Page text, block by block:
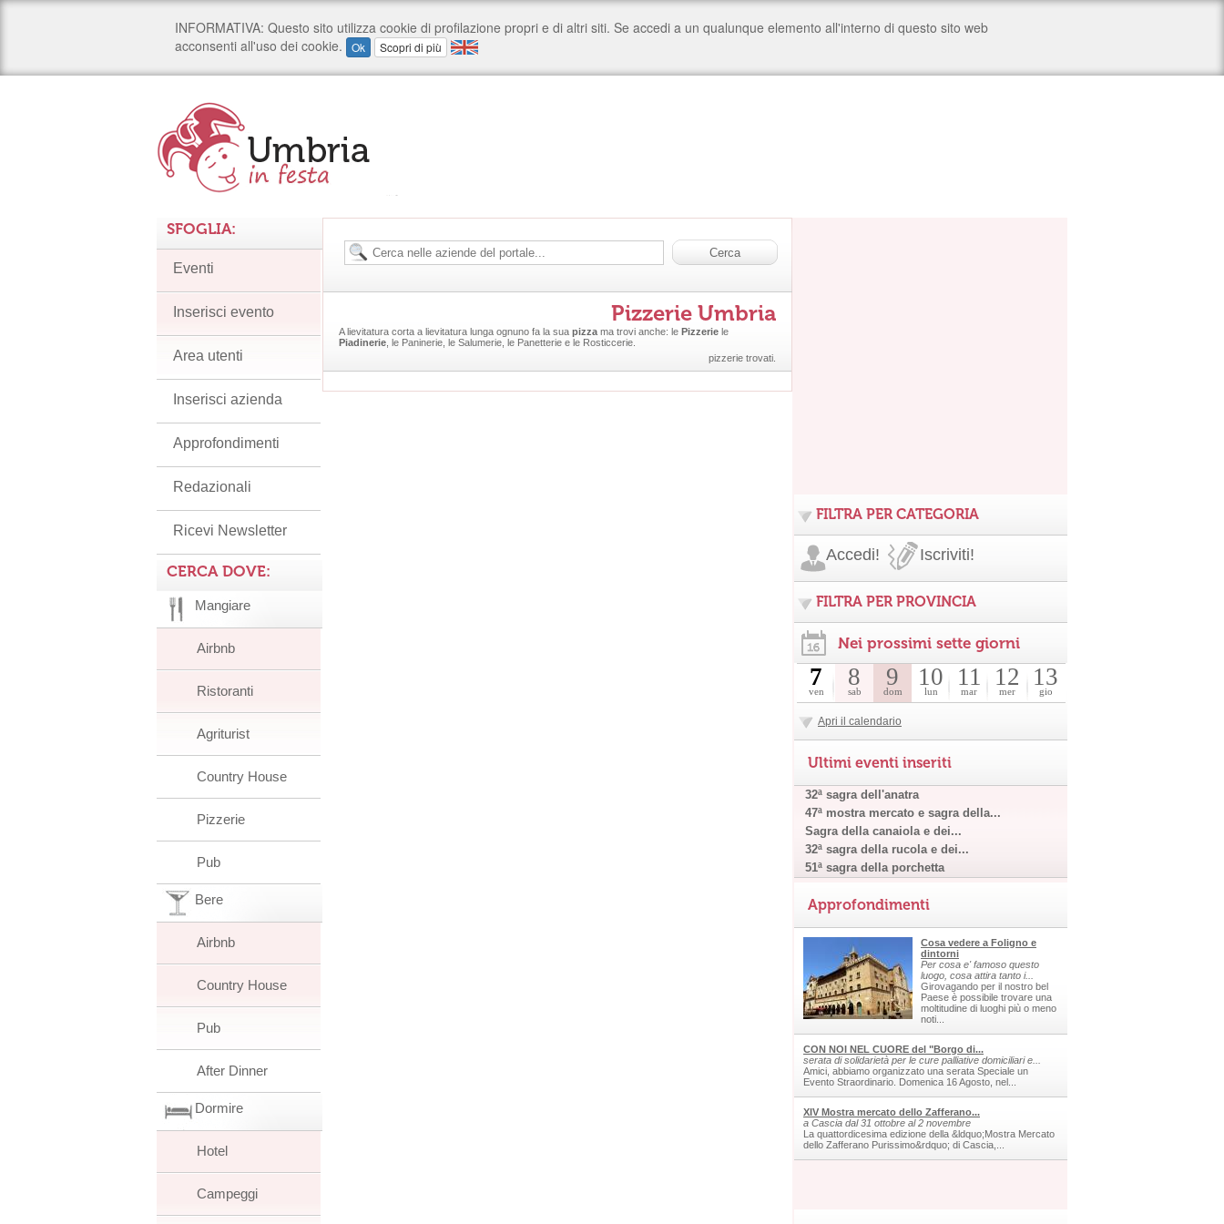
Pizzerie Umbria
A lievitatura corta a lievitatura lunga ognuno fa la sua pizza ma trovi anche: le Pizzerie le
Piadinerie , le Paninerie, le Salumerie, le Panetterie e le Rosticcerie.
pizzerie trovati.
SFOGLIA:
Eventi
Inserisci evento
Area utenti
Inserisci azienda
Approfondimenti
Redazionali
Ricevi Newsletter
CERCA DOVE:
Mangiare
Airbnb
Ristoranti
Agriturist
Country House
Pizzerie
Pub
Bere
Airbnb
Country House
Pub
After Dinner
Dormire
Hotel
Campeggi
FILTRA PER CATEGORIA
Accedi! Iscriviti!
FILTRA PER PROVINCIA
Nei prossimi sette giorni
7
ven
8
sab
9
dom
10
lun
11
mar
12
mer
13
gio
Apri il calendario
Ultimi eventi inseriti
32ª sagra dell'anatra
47ª mostra mercato e sagra della...
Sagra della canaiola e dei...
32ª sagra della rucola e dei...
51ª sagra della porchetta
Approfondimenti
Cosa vedere a Foligno e
dintorni
Per cosa e' famoso questo
luogo, cosa attira tanto i...
Girovagando per il nostro bel
Paese è possibile trovare una
moltitudine di luoghi più o meno
noti...
CON NOI NEL CUORE del "Borgo di...
serata di solidarietà per le cure palliative domiciliari e...
Amici, abbiamo organizzato una serata Speciale un
Evento Straordinario. Domenica 16 Agosto, nel...
XIV Mostra mercato dello Zafferano...
a Cascia dal 31 ottobre al 2 novembre
La quattordicesima edizione della &ldquo;Mostra Mercato
dello Zafferano Purissimo&rdquo; di Cascia,...